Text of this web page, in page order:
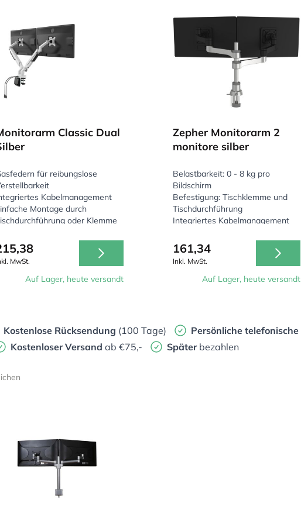
Classic Dual
für reibungslose
Kabelmanagement
Montage durch
oder Klemme
MwSt.
Auf Lager, heute versandt
Zepher Monitorarm 2
monitore silber
Belastbarkeit: 0 - 8 kg pro
Bildschirm
Befestigung: Tischklemme und
Tischdurchführung
Integriertes Kabelmanagement
161,34
Inkl. MwSt.
Auf Lager, heute versandt
Kostenlose Rücksendung (100 Tage) Persönliche telefonische
Kostenloser Versand ab €75,- Später bezahlen